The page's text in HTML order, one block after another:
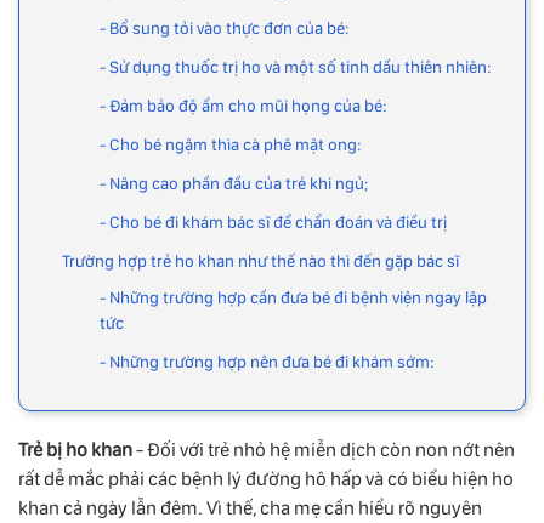
- Bổ sung tỏi vào thực đơn của bé:
- Sử dụng thuốc trị ho và một số tinh dầu thiên nhiên:
- Đảm bảo độ ẩm cho mũi họng của bé:
- Cho bé ngậm thìa cà phê mật ong:
- Nâng cao phần đầu của trẻ khi ngủ;
- Cho bé đi khám bác sĩ để chẩn đoán và điều trị
Trường hợp trẻ ho khan như thế nào thì đến gặp bác sĩ
- Những trường hợp cần đưa bé đi bệnh viện ngay lập
tức
- Những trường hợp nên đưa bé đi khám sớm:
Trẻ bị ho khan- Đối với trẻ nhỏ hệ miễn dịch còn non nớt nên
rất dễ mắc phải các bệnh lý đường hô hấp và có biểu hiện ho
khan cả ngày lẫn đêm. Vì thế, cha mẹ cần hiểu rõ nguyên